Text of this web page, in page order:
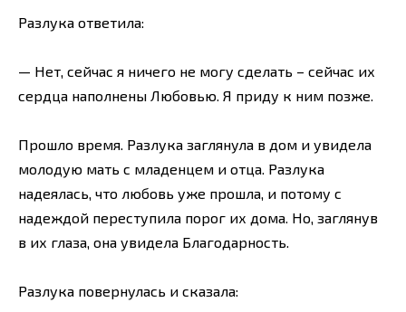
Разлука ответила:
— Нет, сейчас я ничего не могу сделать – сейчас их
сердца наполнены Любовью. Я приду к ним позже.
Прошло время. Разлука заглянула в дом и увидела
молодую мать с младенцем и отца. Разлука
надеялась, что любовь уже прошла, и потому с
надеждой переступила порог их дома. Но, заглянув
в их глаза, она увидела Благодарность.
Разлука повернулась и сказала: